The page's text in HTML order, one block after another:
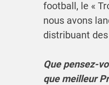
football, le «
nous avons
distribuant
Que pensez-
que meilleur